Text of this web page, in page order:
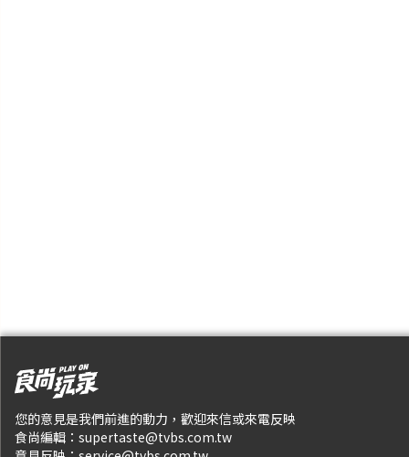
您的意見是我們前進的動力，歡迎來信或來電反映
食尚編輯： supertaste@tvbs.com.tw